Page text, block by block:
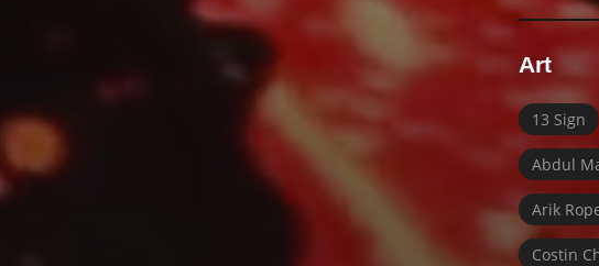
Art
13 Sign
Abdul
Arik
Costin